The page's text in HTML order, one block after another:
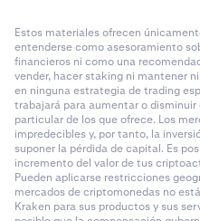
Estos materiales ofrecen
entenderse como asesoramiento
financieros ni como una
vender, hacer staking ni mantener
en ninguna estrategia de trading
trabajará para aumentar o
particular de los que ofrece. Los
impredecibles y, por tanto, la
suponer la pérdida de capital. Es
incremento del valor de tus
Pueden aplicarse restricciones
mercados de criptomonedas no
Kraken para sus productos y sus